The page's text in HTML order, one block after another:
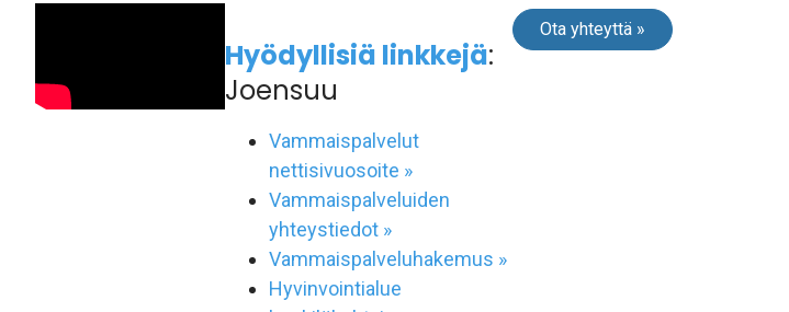
Hyödyllisiä linkkejä:
Joensuu
Vammaispalvelut
nettisivuosoite »
Vammaispalveluiden
yhteystiedot »
Vammaispalveluhakemus »
Hyvinvointialue
Ota yhteyttä »